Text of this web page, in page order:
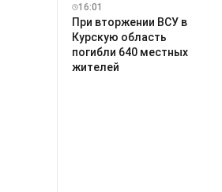
16:01
При вторжении ВСУ в
Курскую область
погибли 640 местных
жителей